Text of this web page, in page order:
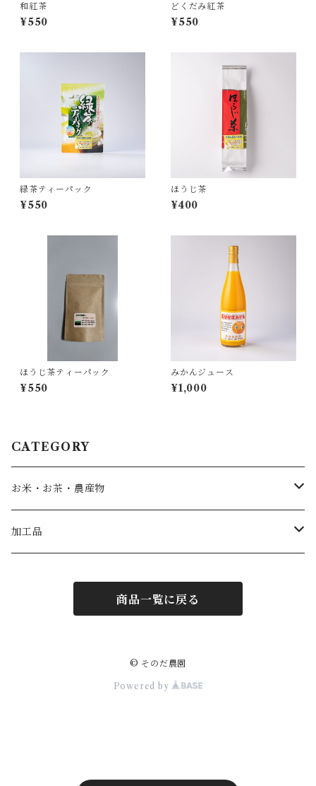
和紅茶
¥550
どくだみ紅茶
¥550
緑茶ティーパック
¥550
ほうじ茶
¥400
ほうじ茶ティーパック
¥550
みかんジュース
¥1,000
CATEGORY
お米・お茶・農産物
無農薬米
加工品
商品一覧に戻る
© そのだ農園
Powered by